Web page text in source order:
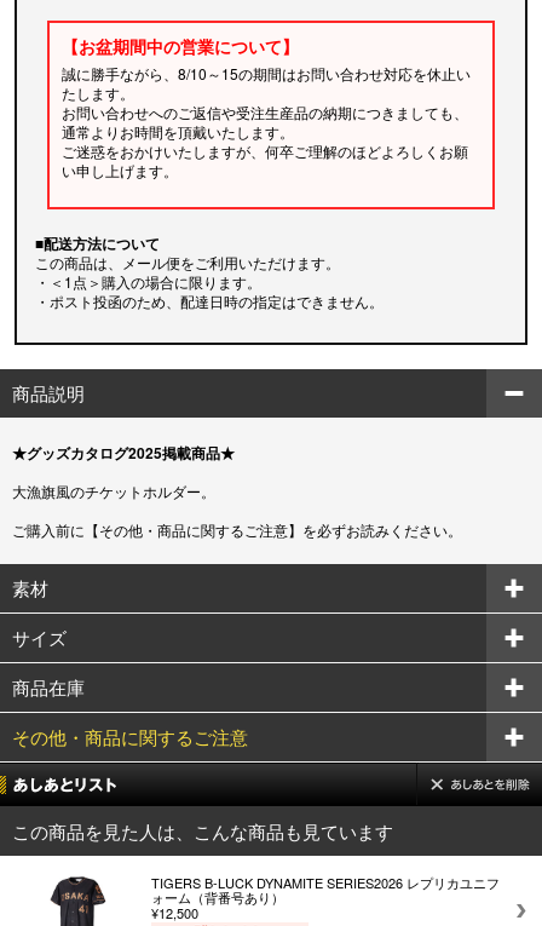
【お盆期間中の営業について】
誠に勝手ながら、8/10～15の期間はお問い合わせ対応を休止い
たします。
お問い合わせへのご返信や受注生産品の納期につきましても、
通常よりお時間を頂戴いたします。
ご迷惑をおかけいたしますが、何卒ご理解のほどよろしくお願
い申し上げます。
■配送方法について
この商品は、メール便をご利用いただけます。
・＜1点＞購入の場合に限ります。
・ポスト投函のため、配達日時の指定はできません。
商品説明
★グッズカタログ2025掲載商品★
大漁旗風のチケットホルダー。
ご購入前に【その他・商品に関するご注意】を必ずお読みください。
素材
サイズ
商品在庫
その他・商品に関するご注意
この商品を見た人は、こんな商品も見ています
TIGERS B-LUCK DYNAMITE SERIES2026 レプリカユニフ
ォーム（背番号あり）
¥12,500